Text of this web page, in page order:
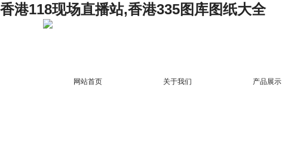
香港118现场直播站,香港335图库图纸大全
网站首页 关于我们 产品展示